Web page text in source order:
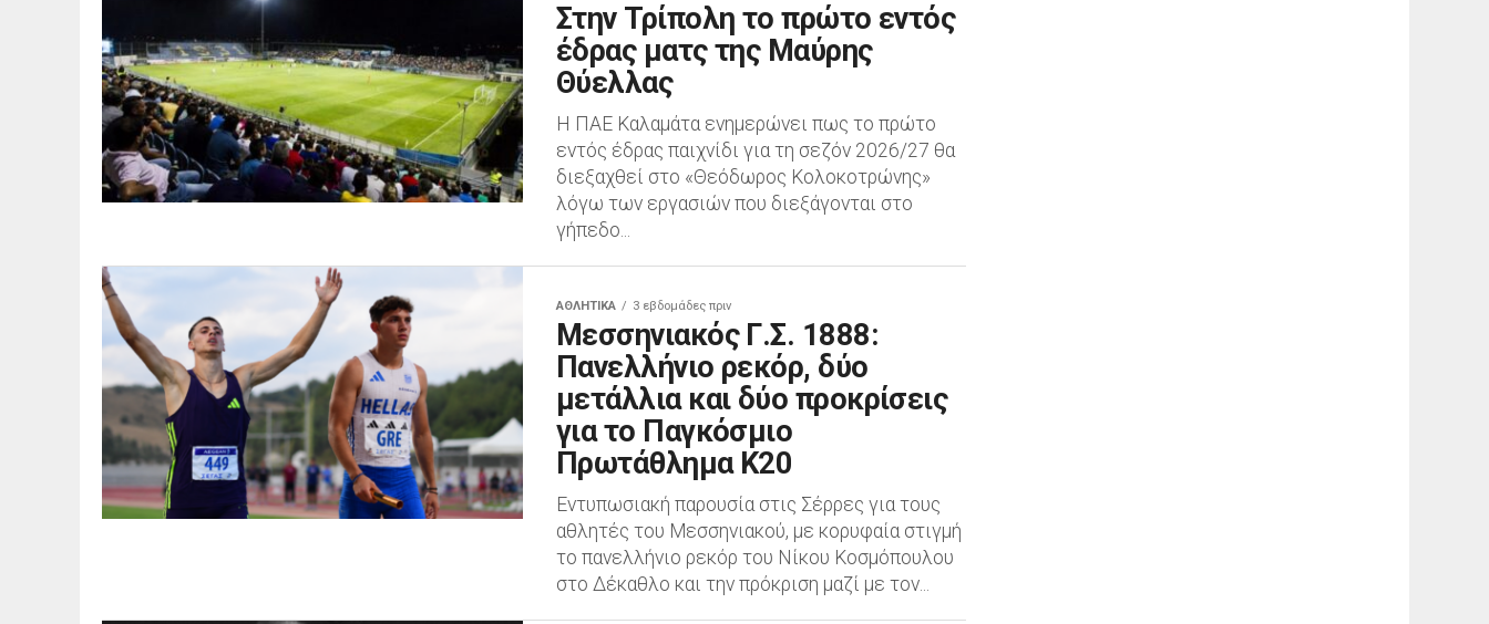
Στην Τρίπολη το πρώτο εντός
έδρας ματς της Μαύρης
Θύελλας
Η ΠΑΕ Καλαμάτα ενημερώνει πως το πρώτο
εντός έδρας παιχνίδι για τη σεζόν 2026/27 θα
διεξαχθεί στο «Θεόδωρος Κολοκοτρώνης»
λόγω των εργασιών που διεξάγονται στο
γήπεδο...
ΑΘΛΗΤΙΚΆ 3 εβδομάδες πριν
Μεσσηνιακός Γ.Σ. 1888:
Πανελλήνιο ρεκόρ, δύο
μετάλλια και δύο προκρίσεις
για το Παγκόσμιο
Πρωτάθλημα Κ20
Εντυπωσιακή παρουσία στις Σέρρες για τους
αθλητές του Μεσσηνιακού, με κορυφαία στιγμή
το πανελλήνιο ρεκόρ του Νίκου Κοσμόπουλου
στο Δέκαθλο και την πρόκριση μαζί με τον...